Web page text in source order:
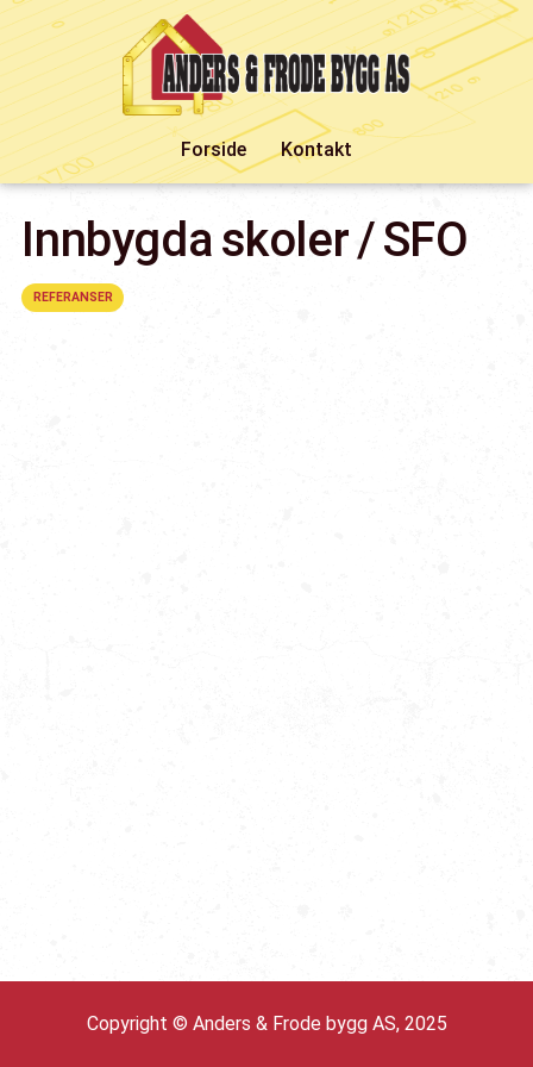
Forside Kontakt
Innbygda skoler / SFO
REFERANSER
Copyright © Anders & Frode bygg AS, 2025